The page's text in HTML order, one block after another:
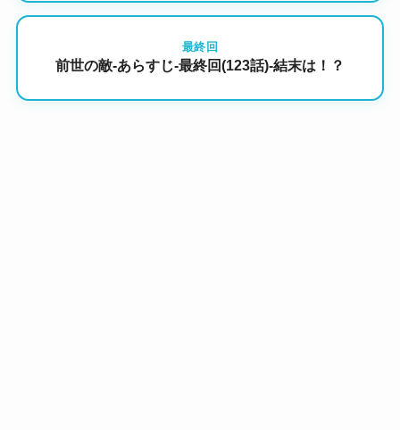
最終回
前世の敵-あらすじ-最終回(123話)-結末は！？